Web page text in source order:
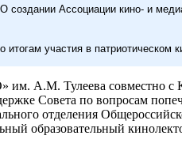
создании Ассоциации кино- и
итогам участия в патриотическом
А.М. Тулеева совместно с
Совета по вопросам
отделения
образовательный